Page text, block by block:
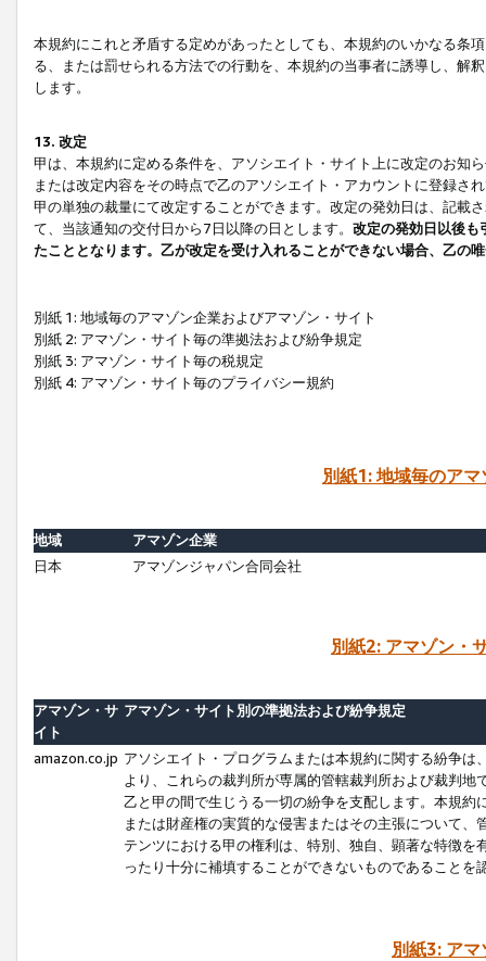
本規約にこれと矛盾する定めがあったとしても、本規約のいかなる条
る、または罰せられる方法での行動を、本規約の当事者に誘導し、解
します。
13. 改定
甲は、本規約に定める条件を、アソシエイト・サイト上に改定のお知
または改定内容をその時点で乙のアソシエイト・アカウントに登録さ
甲の単独の裁量にて改定することができます。改定の発効日は、記載
て、当該通知の交付日から7日以降の日とします。 改定の発効日以後も
たこととなります。乙が改定を受け入れることができない場合、乙の
別紙 1: 地域毎のアマゾン企業およびアマゾン・サイト
別紙 2: アマゾン・サイト毎の準拠法および紛争規定
別紙 3: アマゾン・サイト毎の税規定
別紙 4: アマゾン・サイト毎のプライバシー規約
別紙1: 地域毎のア
地域
アマゾン企業
日本
アマゾンジャパン合同会社
別紙2: アマゾン・
アマゾン・サ
イト
アマゾン・サイト別の準拠法および紛争規定
amazon.co.jp アソシエイト・プログラムまたは本規約に関する紛争
より、これらの裁判所が専属的管轄裁判所および裁判
乙と甲の間で生じうる一切の紛争を支配します。本規
または財産権の実質的な侵害またはその主張について
テンツにおける甲の権利は、特別、独自、顕著な特徴
ったり十分に補填することができないものであることを
別紙3: ア